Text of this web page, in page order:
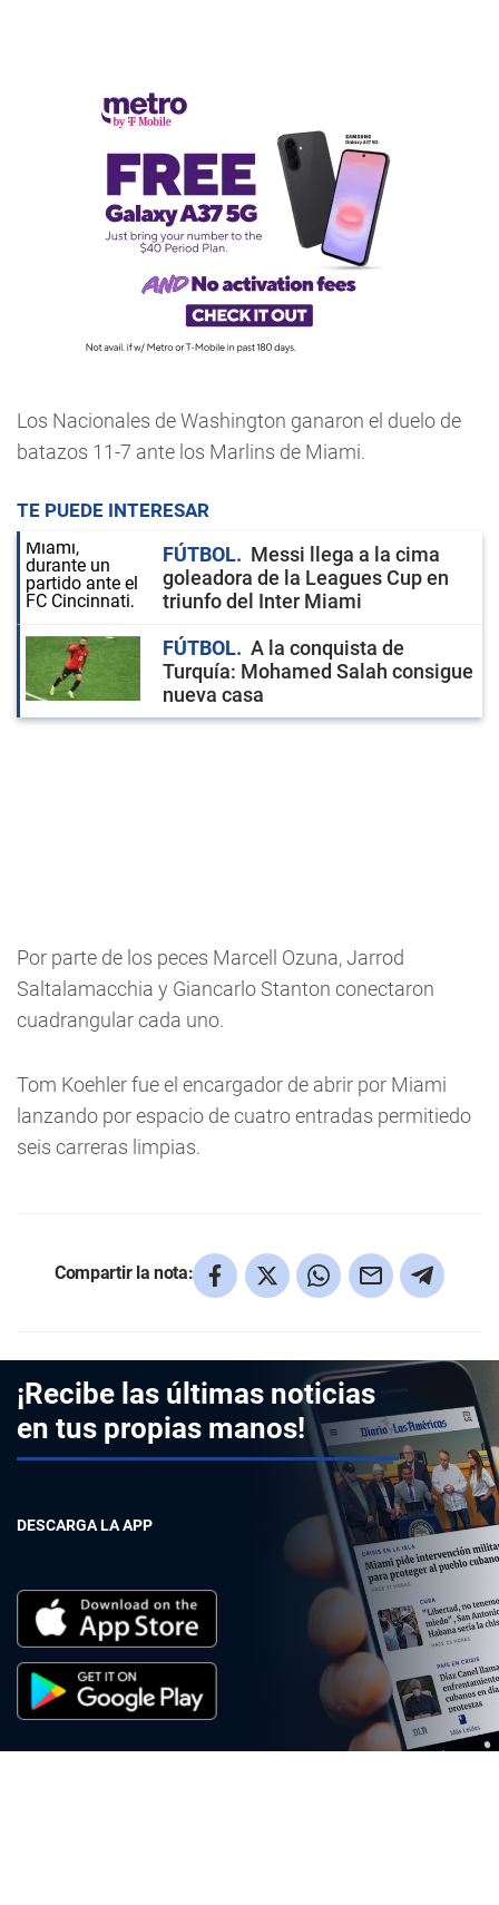
Los Nacionales de Washington ganaron el duelo de
batazos 11-7 ante los Marlins de Miami.
TE PUEDE INTERESAR
FÚTBOL
Messi llega a la cima
goleadora de la Leagues Cup en
triunfo del Inter Miami
FÚTBOL
A la conquista de
Turquía: Mohamed Salah consigue
nueva casa
Por parte de los peces Marcell Ozuna, Jarrod
Saltalamacchia y Giancarlo Stanton conectaron
cuadrangular cada uno.
Tom Koehler fue el encargador de abrir por Miami
lanzando por espacio de cuatro entradas permitiedo
seis carreras limpias.
Compartir la nota:
¡Recibe las últimas noticias
en tus propias manos!
DESCARGA LA APP